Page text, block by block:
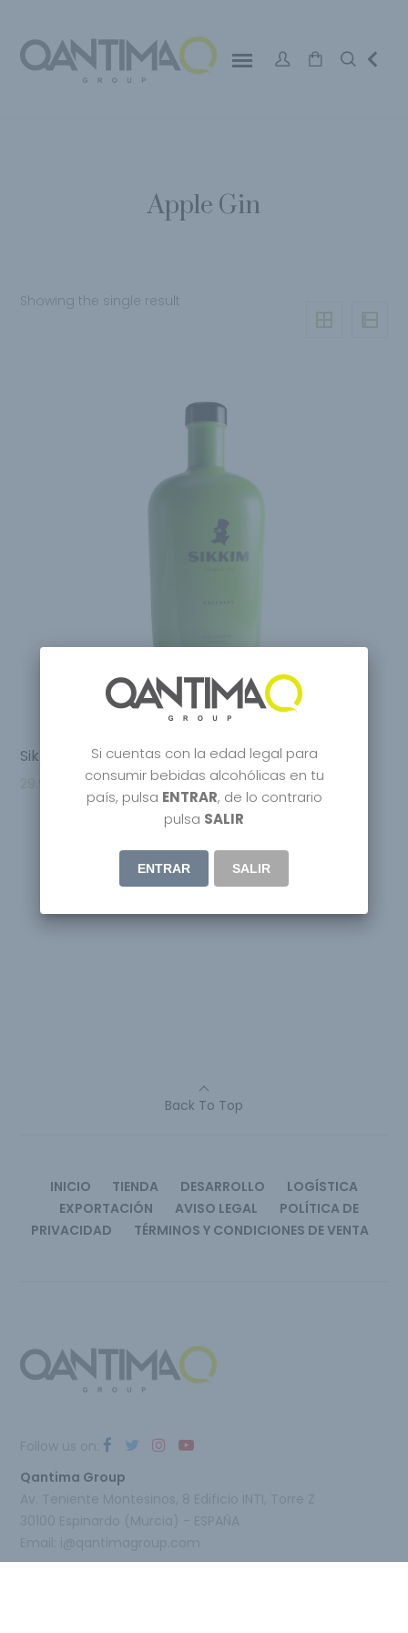
Apple Gin
Showing the single result
Sikkim Greenery Distilled Gin
29.95 31.95€
Back To Top
INICIO TIENDA DESARROLLO
LOGÍSTICA
EXPORTACIÓN
AVISO LEGAL
POLÍTICA DE
PRIVACIDAD
TÉRMINOS Y CONDICIONES DE VENTA
Qantima Group
Si cuentas con la edad legal para
consumir bebidas alcohólicas en tu
país, pulsa ENTRAR, de lo contrario
pulsa SALIR
ENTRAR SALIR